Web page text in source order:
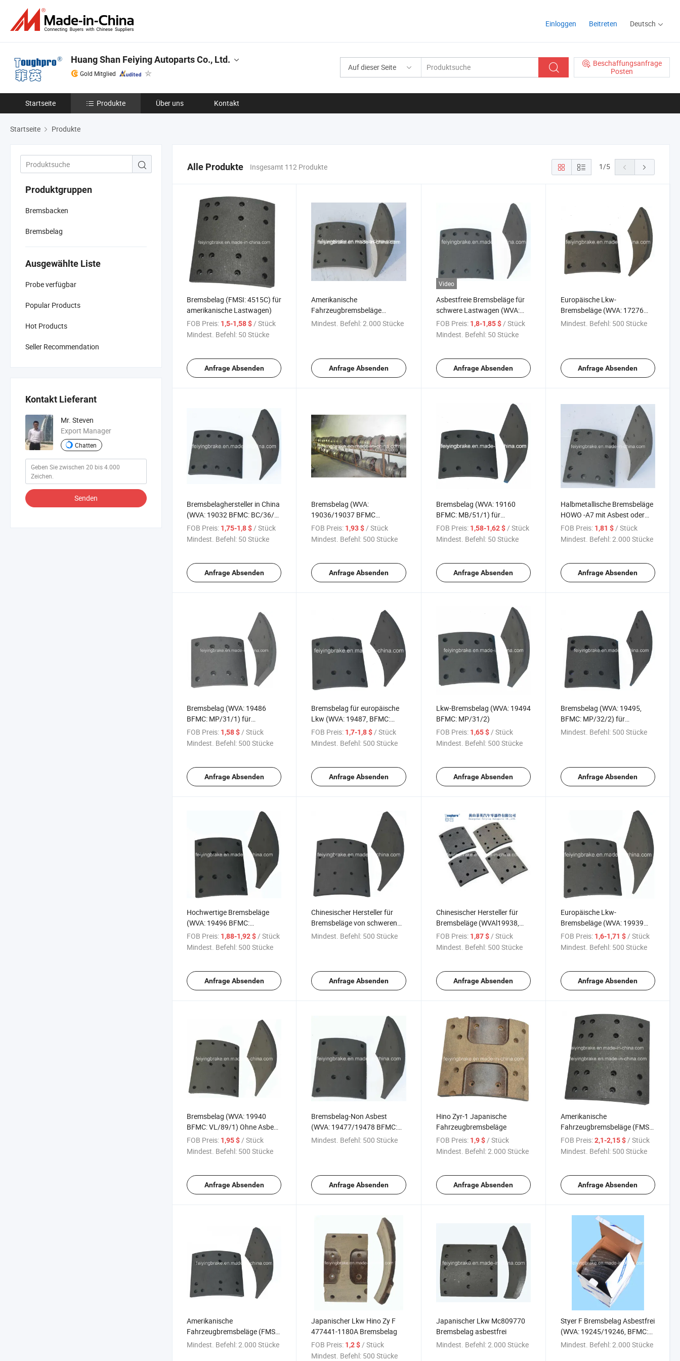
Einloggen Beitreten Deutsch
Auf dieser Seite
Beschaffungsanfrage
Posten
Huang Shan Feiying Autoparts Co., Ltd.
Gold Mitglied
Startseite Produkte Über uns Kontakt
Startseite Produkte
Produktgruppen
Bremsbacken
Bremsbelag
Ausgewählte Liste
Probe verfügbar
Popular Products
Hot Products
Seller Recommendation
Kontakt Lieferant
Mr. Steven
Export Manager
Chatten
Senden
Alle Produkte Insgesamt 112 Produkte 1/5
Bremsbelag (FMSI: 4515C) für
amerikanische Lastwagen)
FOB Preis: 1,5-1,58 $/ Stück
Mindest. Befehl: 50 Stücke
Anfrage Absenden
Amerikanische
Fahrzeugbremsbeläge
(4515Ea)
Mindest. Befehl:2.000 Stücke
Anfrage Absenden
Video
Asbestfreie Bremsbeläge für
schwere Lastwagen (WVA:
19094 BFMC: BC/37/1)
einschließlich semi-metallisch
FOB Preis: 1,8-1,85 $/ Stück
Mindest. Befehl: 50 Stücke
Anfrage Absenden
Europäische Lkw-
Bremsbeläge (WVA: 17276
BFMC: MB/60/1) Ohne
Mindest. Befehl: 500 Stücke
Anfrage Absenden
Bremsbelaghersteller in China
(WVA: 19032 BFMC: BC/36/1)
für schwere Nutzfahrzeuge
FOB Preis: 1,75-1,8 $ / Stück
Mindest. Befehl: 50 Stücke
Anfrage Absenden
Bremsbelag (WVA:
19036/19037 BFMC
IL/66/67/3) 4515c
FOB Preis: 1,93 $ / Stück
Mindest. Befehl: 500 Stücke
Anfrage Absenden
Bremsbelag (WVA: 19160
BFMC: MB/51/1) für
Mercedes Benz Lkw und Bus
FOB Preis: 1,58-1,62 $ / Stück
Mindest. Befehl: 50 Stücke
Anfrage Absenden
Halbmetallische Bremsbeläge
HOWO -A7 mit Asbest oder
asbestfrei
FOB Preis: 1,81 $ / Stück
Mindest. Befehl:2.000 Stücke
Anfrage Absenden
Bremsbelag (WVA: 19486
BFMC: MP/31/1) für
europäische Lkw
FOB Preis: 1,58 $ / Stück
Mindest. Befehl: 500 Stücke
Anfrage Absenden
Bremsbelag für europäische
Lkw (WVA: 19487, BFMC:
MP/32/1)
FOB Preis: 1,7-1,8 $ / Stück
Mindest. Befehl: 500 Stücke
Anfrage Absenden
Lkw-Bremsbelag (WVA: 19494
BFMC: MP/31/2)
FOB Preis: 1,65 $ / Stück
Mindest. Befehl: 500 Stücke
Anfrage Absenden
Bremsbelag (WVA: 19495,
BFMC: MP/32/2) für
europäische Lkw
Mindest. Befehl: 500 Stücke
Anfrage Absenden
Hochwertige Bremsbeläge
(WVA: 19496 BFMC:
MP/36/2)
FOB Preis: 1,88-1,92 $/ Stück
Mindest. Befehl: 500 Stücke
Anfrage Absenden
Chinesischer Hersteller für
Bremsbeläge von schweren
Lkw (WVA: 19933 BFMC
Mindest. Befehl: 500 Stücke
Anfrage Absenden
Chinesischer Hersteller für
Bremsbeläge (WVAl19938,
BFMC: VL/87/1)
FOB Preis: 1,87 $/ Stück
Mindest. Befehl: 500 Stücke
Anfrage Absenden
Europäische Lkw-
Bremsbeläge (WVA: 19939
BFMC VL/88/1) mit Asbest
und asbestfrei)
FOB Preis: 1,6-1,71 $/ Stück
Mindest. Befehl: 500 Stücke
Anfrage Absenden
Bremsbelag (WVA: 19940
BFMC: VL/89/1) Ohne Asbest
Volvo
FOB Preis: 1,95 $/ Stück
Mindest. Befehl: 500 Stücke
Anfrage Absenden
Bremsbelag-Non Asbest
(WVA: 19477/19478 BFMC:
SJ/30/31/1)
Mindest. Befehl: 500 Stücke
Anfrage Absenden
Hino Zyr-1 Japanische
Fahrzeugbremsbeläge
FOB Preis: 1,9 $/ Stück
Mindest. Befehl:2.000 Stücke
Anfrage Absenden
Amerikanische
Fahrzeugbremsbeläge (FMSI:
4551 BFMC: FU/4/5/1)
FOB Preis: 2,1-2,15 $/ Stück
Mindest. Befehl: 500 Stücke
Anfrage Absenden
Amerikanische
Fahrzeugbremsbeläge (FMSI:
4707 ANC CAM)
Mindest. Befehl:2.000 Stücke
Japanischer Lkw Hino Zy F
477441-1180A Bremsbelag
FOB Preis: 1,2 $ / Stück
Mindest. Befehl: 500 Stücke
Japanischer Lkw Mc809770
Bremsbelag asbestfrei
Mindest. Befehl:2.000 Stücke
Styer F Bremsbelag Asbestfrei
(WVA: 19245/19246, BFMC:
SY/23. SY/24)
Mindest. Befehl:2.000 Stücke